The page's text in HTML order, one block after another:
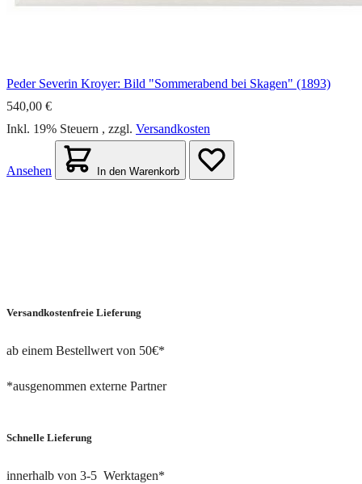
Peder Severin Kroyer: Bild "Sommerabend bei Skagen" (1893)
540,00 €
Inkl. 19% Steuern , zzgl. Versandkosten
Ansehen In den Warenkorb
Versandkostenfreie Lieferung
ab einem Bestellwert von 50€*
*ausgenommen externe Partner
Schnelle Lieferung
innerhalb von 3-5 Werktagen*